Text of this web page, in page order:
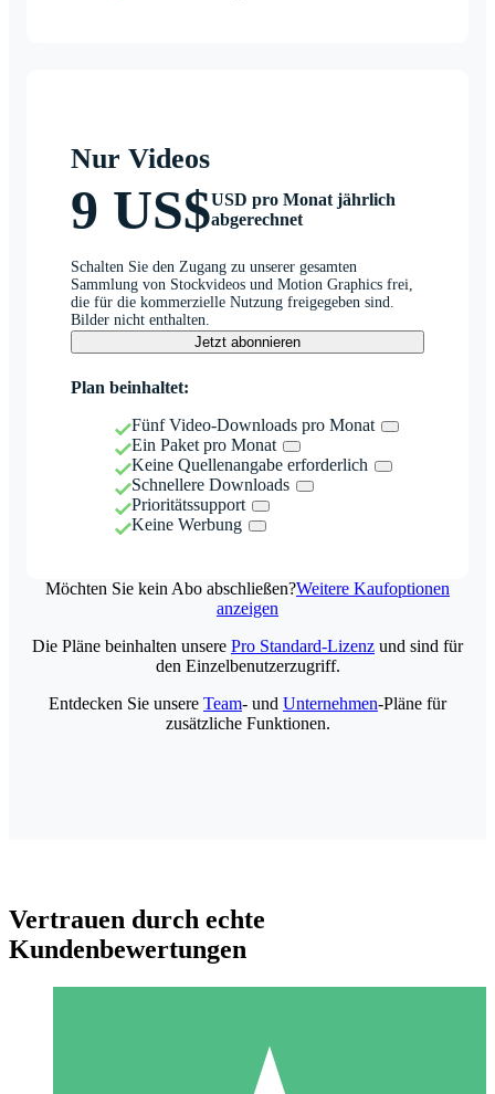
Nur Videos
9 US$USD pro Monat jährlich
abgerechnet
Schalten Sie den Zugang zu unserer gesamten
Sammlung von Stockvideos und Motion Graphics frei,
die für die kommerzielle Nutzung freigegeben sind.
Bilder nicht enthalten.
Jetzt abonnieren
Plan beinhaltet:
Fünf Video-Downloads pro Monat
Ein Paket pro Monat
Keine Quellenangabe erforderlich
Schnellere Downloads
Prioritätssupport
Keine Werbung
Möchten Sie kein Abo abschließen?Weitere Kaufoptionen
anzeigen
Die Pläne beinhalten unsere Pro Standard-Lizenz und sind für
den Einzelbenutzerzugriff.
Entdecken Sie unsere Team- und Unternehmen-Pläne für
zusätzliche Funktionen.
Vertrauen durch echte
Kundenbewertungen